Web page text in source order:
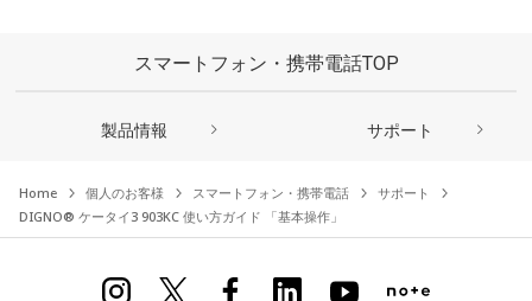
スマートフォン・携帯電話TOP
製品情報 サポート
Home 個人のお客様 スマートフォン・携帯電話
サポート
DIGNO® ケータイ3 903KC 使い方ガイド 「基本操作」